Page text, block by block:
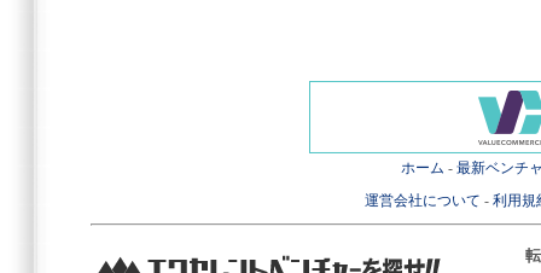
ホーム - 最新ベンチ
運営会社について - 利用規